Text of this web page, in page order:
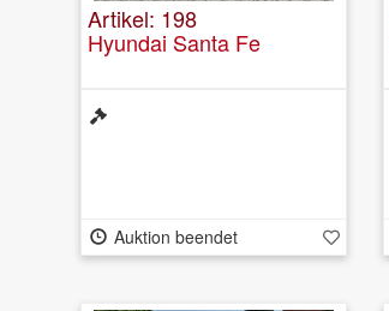
Artikel: 198
Hyundai Santa Fe
Auktion beendet